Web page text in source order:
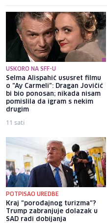
USKORO NA SFF-U
Selma Alispahić ususret filmu
o "Ay Carmeli": Dragan Jovičić
bi bio ponosan; nikada nisam
pomislila da igram s nekim
drugim
11 sati
POTPISAO UREDBE
Kraj "porođajnog turizma"?
Trump zabranjuje dolazak u
SAD radi dobijanja